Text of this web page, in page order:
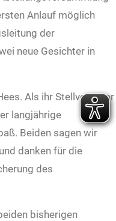
Anlauf möglich
der
neue Gesichter in
Als ihr Stellvertreter
langjährige
Beiden sagen wir
danken für die
des
bisherigen